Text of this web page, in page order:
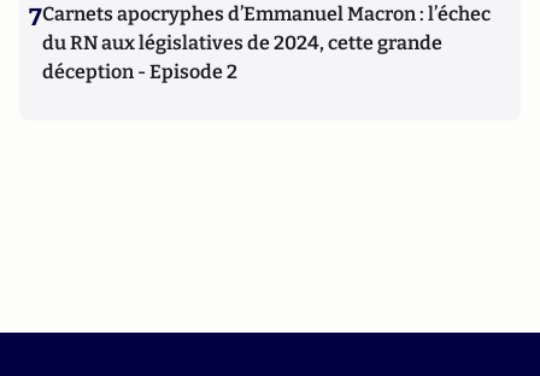
7Carnets apocryphes d’Emmanuel Macron : l’échec
du RN aux législatives de 2024, cette grande
déception - Episode 2